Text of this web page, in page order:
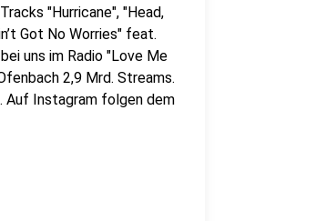
"Hurricane", "Head,
Got No Worries" feat.
uns im Radio "Love Me
2,9 Mrd. Streams.
Auf Instagram folgen dem